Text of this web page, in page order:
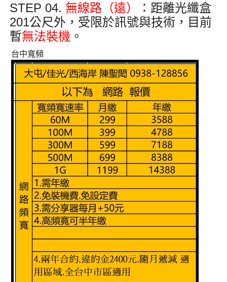
STEP 04. 無線路（遠）
：距離光纖盒
201公尺外 ，受限於訊號與技術，目前
暫無法裝機 。
台中寬頻